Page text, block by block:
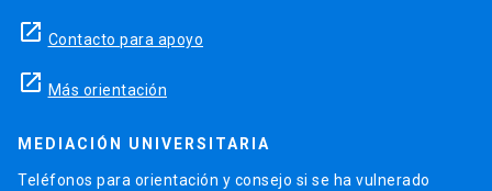
launch Contacto para apoyo
launch Más orientación
MEDIACIÓN UNIVERSITARIA
Teléfonos para orientación y consejo si se ha vulnerado